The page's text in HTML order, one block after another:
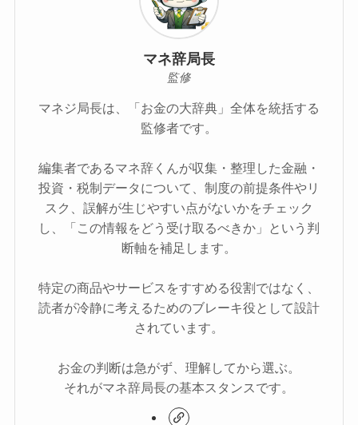
マネ辞局長
監修
マネジ局長は、「お金の大辞典」全体を統括する
監修者です。
編集者であるマネ辞くんが収集・整理した金融・
投資・税制データについて、制度の前提条件やリ
スク、誤解が生じやすい点がないかをチェック
し、「この情報をどう受け取るべきか」という判
断軸を補足します。
特定の商品やサービスをすすめる役割ではなく、
読者が冷静に考えるためのブレーキ役として設計
されています。
お金の判断は急がず、理解してから選ぶ。
それがマネ辞局長の基本スタンスです。